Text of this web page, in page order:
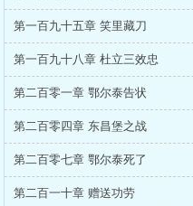
第一百九十五章 笑里藏刀
第一百九十八章 杜立三效忠
第二百零一章 鄂尔泰告状
第二百零四章 东昌堡之战
第二百零七章 鄂尔泰死了
第二百一十章 赠送功劳